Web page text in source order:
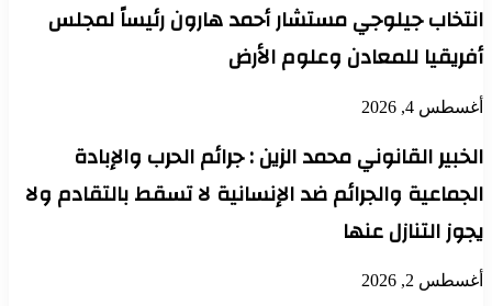
انتخاب جيلوجي مستشار أحمد هارون رئيساً لمجلس
أفريقيا للمعادن وعلوم الأرض
أغسطس 4, 2026
الخبير القانوني محمد الزين : جرائم الحرب والإبادة
الجماعية والجرائم ضد الإنسانية لا تسقط بالتقادم ولا
يجوز التنازل عنها
أغسطس 2, 2026